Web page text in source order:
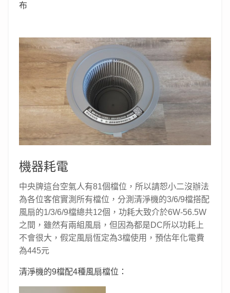
布
機器耗電
中央牌這台空氣人有81個檔位，所以請恕小二沒辦法
為各位客倌實測所有檔位，分測清淨機的3/6/9檔搭配
風扇的1/3/6/9檔總共12個，功耗大致介於6W-56.5W
之間，雖然有兩組風扇，但因為都是DC所以功耗上
不會很大，假定風扇恆定為3檔使用，預估年化電費
為445元
清淨機的9檔配4種風扇檔位：